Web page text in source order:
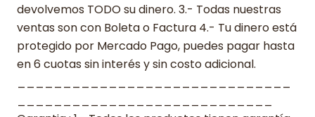
devolvemos TODO su dinero. 3.- Todas nuestras
ventas son con Boleta o Factura 4.- Tu dinero está
protegido por Mercado Pago, puedes pagar hasta
en 6 cuotas sin interés y sin costo adicional.